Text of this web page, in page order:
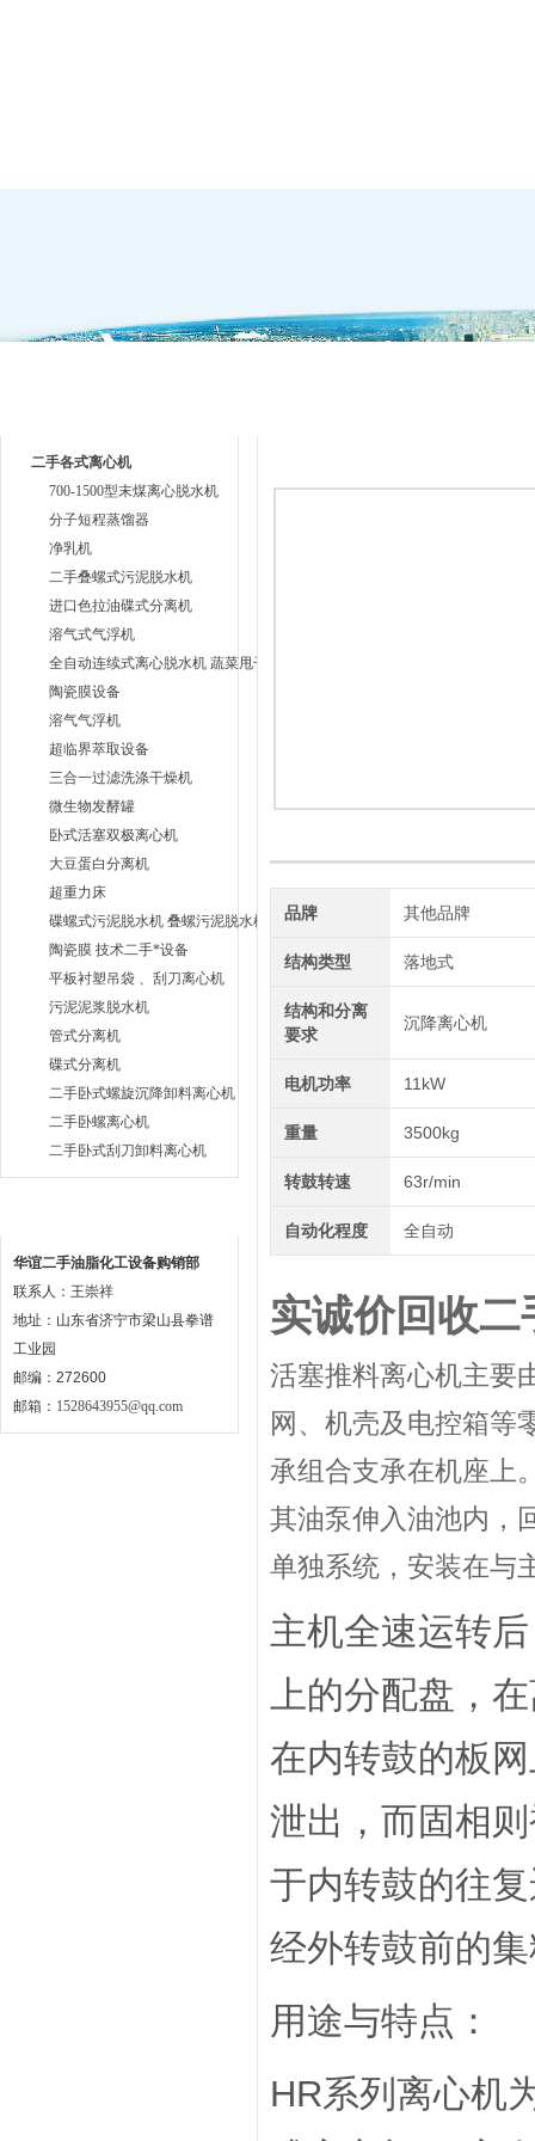
二手各式离心机
700-1500型末煤离心脱水机
分子短程蒸馏器
净乳机
二手叠螺式污泥脱水机
进口色拉油碟式分离机
溶气式气浮机
全自动连续式离心脱水机 蔬菜甩干机
陶瓷膜设备
溶气气浮机
超临界萃取设备
三合一过滤洗涤干燥机
微生物发酵罐
卧式活塞双极离心机
大豆蛋白分离机
超重力床
碟螺式污泥脱水机 叠螺污泥脱水机
陶瓷膜 技术二手*设备
平板衬塑吊袋 、刮刀离心机
污泥泥浆脱水机
管式分离机
碟式分离机
二手卧式螺旋沉降卸料离心机
二手卧螺离心机
二手卧式刮刀卸料离心机
华谊二手油脂化工设备购销部
联系人：王崇祥
地址：山东省济宁市梁山县拳谱
工业园
邮编：272600
邮箱： 1528643955@qq.com
品牌 其他品牌
结构类型 落地式
结构和分离
要求
沉降离心机
电机功率 11kW
重量 3500kg
转鼓转速 63r/min
自动化程度 全自动
实诚价回收
活塞推料离心机主要
网、机壳及电控箱等
承组合支承在机座上
其油泵伸入油池内，
单独系统，安装在与
主机全速运转
上的分配盘，
在内转鼓的板
泄出，而固相
于内转鼓的往
经外转鼓前的
用途与特点：
HR系列离心机